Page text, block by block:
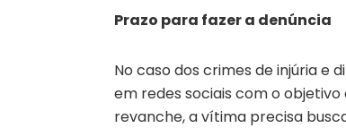
Prazo para fazer a denúncia
No caso dos crimes de injúria e
em redes sociais com o
revanche, a vítima precisa